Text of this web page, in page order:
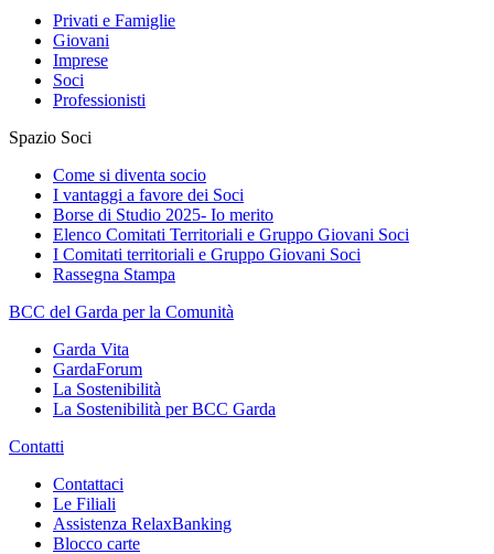
Privati e Famiglie
Giovani
Imprese
Soci
Professionisti
Spazio Soci
Come si diventa socio
I vantaggi a favore dei Soci
Borse di Studio 2025- Io merito
Elenco Comitati Territoriali e Gruppo Giovani Soci
I Comitati territoriali e Gruppo Giovani Soci
Rassegna Stampa
BCC del Garda per la Comunità
Garda Vita
GardaForum
La Sostenibilità
La Sostenibilità per BCC Garda
Contatti
Contattaci
Le Filiali
Assistenza RelaxBanking
Blocco carte